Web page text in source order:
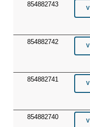
854882743
854882742
854882741
854882740